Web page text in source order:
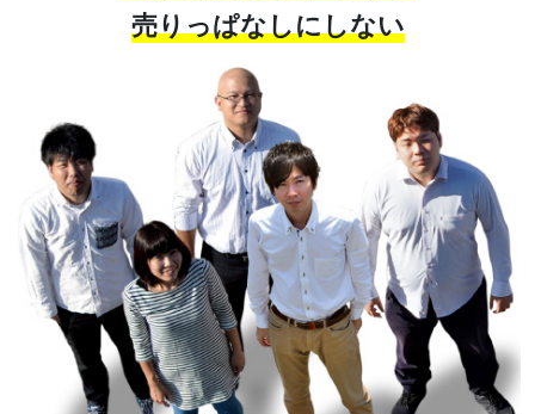
売りっぱなしにしない